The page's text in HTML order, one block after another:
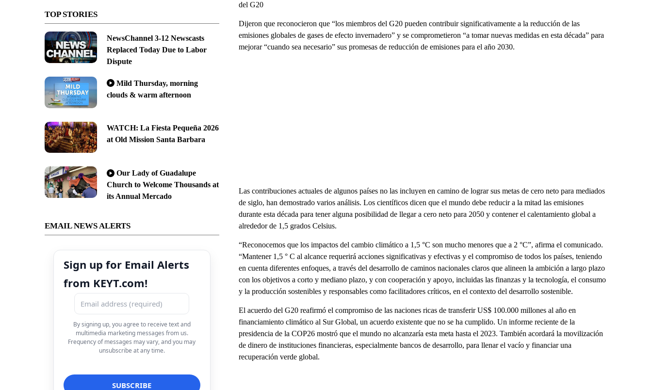
TOP STORIES
NewsChannel 3-12 Newscasts
Replaced Today Due to Labor
Dispute
Mild Thursday, morning
clouds & warm afternoon
WATCH: La Fiesta Pequeña 2026
at Old Mission Santa Barbara
Our Lady of Guadalupe
Church to Welcome Thousands at
its Annual Mercado
EMAIL NEWS ALERTS
Sign up for Email Alerts
from KEYT.com!
By signing up, you agree to receive text and
multimedia marketing messages from us.
Frequency of messages may vary, and you may
unsubscribe at any time.
del G20
Dijeron que reconocieron que “los miembros del G20 pueden contribuir significativamente a la reducción de las
emisiones globales de gases de efecto invernadero” y se comprometieron “a tomar nuevas medidas en esta década” para
mejorar “cuando sea necesario” sus promesas de reducción de emisiones para el año 2030.
Las contribuciones actuales de algunos países no las incluyen en camino de lograr sus metas de cero neto para mediados
de siglo, han demostrado varios análisis. Los científicos dicen que el mundo debe reducir a la mitad las emisiones
durante esta década para tener alguna posibilidad de llegar a cero neto para 2050 y contener el calentamiento global a
alrededor de 1,5 grados Celsius.
“Reconocemos que los impactos del cambio climático a 1,5 °C son mucho menores que a 2 °C”, afirma el comunicado.
“Mantener 1,5 ° C al alcance requerirá acciones significativas y efectivas y el compromiso de todos los países, teniendo
en cuenta diferentes enfoques, a través del desarrollo de caminos nacionales claros que alineen la ambición a largo plazo
con los objetivos a corto y mediano plazo, y con cooperación y apoyo, incluidas las finanzas y la tecnología, el consumo
y la producción sostenibles y responsables como facilitadores críticos, en el contexto del desarrollo sostenible.
El acuerdo del G20 reafirmó el compromiso de las naciones ricas de transferir US$ 100.000 millones al año en
financiamiento climático al Sur Global, un acuerdo existente que no se ha cumplido. Un informe reciente de la
presidencia de la COP26 mostró que el mundo no alcanzaría esta meta hasta el 2023. También acordará la movilización
de dinero de instituciones financieras, especialmente bancos de desarrollo, para llenar el vacío y financiar una
recuperación verde global.